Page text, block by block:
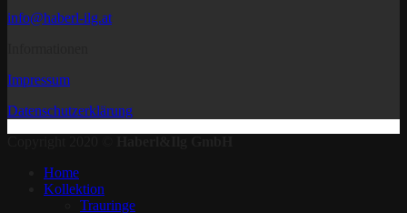
info@haberl-ilg.at
Impressum
Datenschutzerklärung
Home
Kollektion
Trauringe